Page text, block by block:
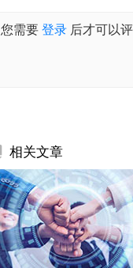
您需要 登录 后才可以
相关文章